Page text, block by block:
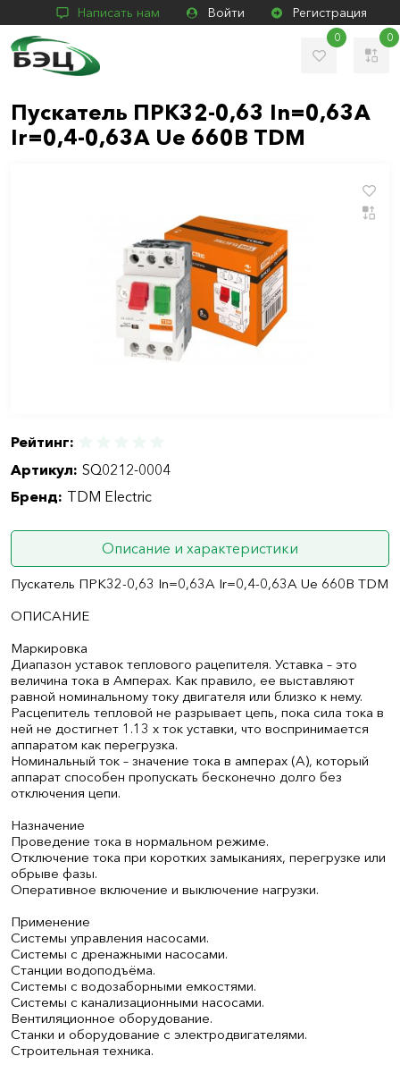
Написать нам Войти Регистрация
0 0
Пускатель ПРК32-0,63 In=0,63A
Ir=0,4-0,63А Ue 660В TDM
Рейтинг:
Артикул: SQ0212-0004
Бренд: TDM Electric
Описание и характеристики
Пускатель ПРК32-0,63 In=0,63A Ir=0,4-0,63А Ue 660В TDM
ОПИСАНИЕ
Маркировка
Диапазон уставок теплового рацепителя. Уставка – это
величина тока в Амперах. Как правило, ее выставляют
равной номинальному току двигателя или близко к нему.
Расцепитель тепловой не разрывает цепь, пока сила тока в
ней не достигнет 1.13 х ток уставки, что воспринимается
аппаратом как перегрузка.
Номинальный ток – значение тока в амперах (А), который
аппарат способен пропускать бесконечно долго без
отключения цепи.
Назначение
Проведение тока в нормальном режиме.
Отключение тока при коротких замыканиях, перегрузке или
обрыве фазы.
Оперативное включение и выключение нагрузки.
Применение
Системы управления насосами.
Системы с дренажными насосами.
Станции водоподъёма.
Системы с водозаборными емкостями.
Системы с канализационными насосами.
Вентиляционное оборудование.
Станки и оборудование с электродвигателями.
Строительная техника.